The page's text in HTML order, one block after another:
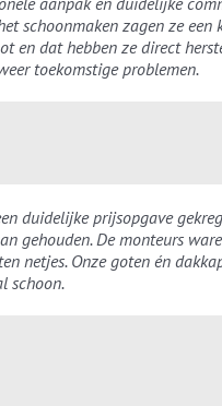
schoonmaken zagen ze een
en dat hebben ze direct
toekomstige problemen.
duidelijke prijsopgave
gehouden. De monteurs
netjes. Onze goten én
schoon.